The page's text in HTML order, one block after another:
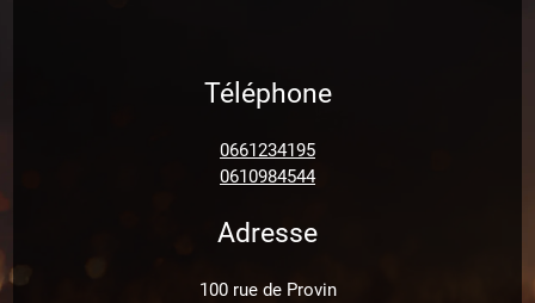
Téléphone
0661234195
0610984544
Adresse
100 rue de Provin